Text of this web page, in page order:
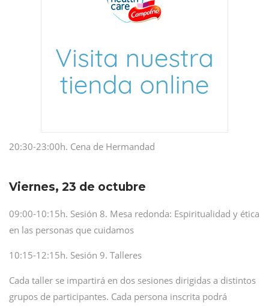
20:30-23:00h. Cena de Hermandad
Viernes, 23 de octubre
09:00-10:15h. Sesión 8. Mesa redonda: Espiritualidad y ética
en las personas que cuidamos
10:15-12:15h. Sesión 9. Talleres
Cada taller se impartirá en dos sesiones dirigidas a distintos
grupos de participantes. Cada persona inscrita podrá